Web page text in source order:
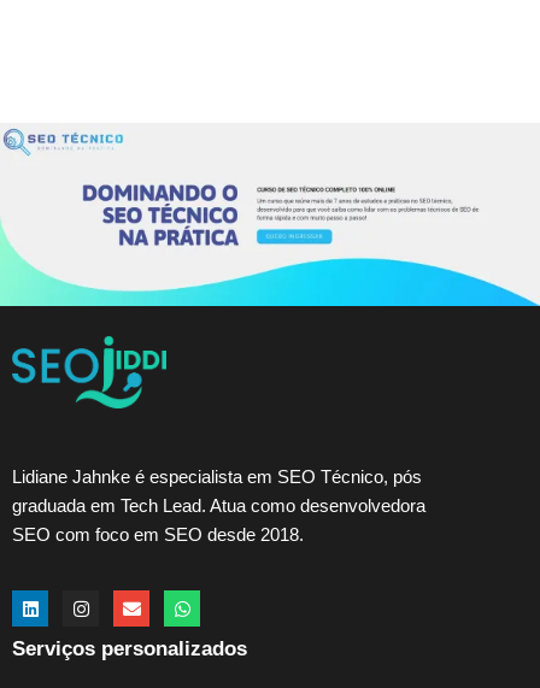
Lidiane Jahnke é especialista em SEO Técnico, pós
graduada em Tech Lead. Atua como desenvolvedora
SEO com foco em SEO desde 2018.
Serviços personalizados